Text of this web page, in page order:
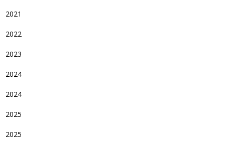
2021
2022
2023
2024
2024
2025
2025